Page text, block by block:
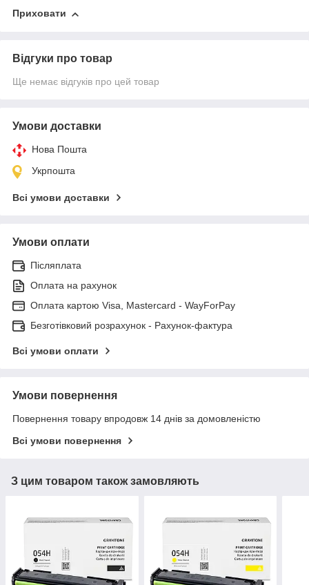
Приховати
Відгуки про товар
Ще немає відгуків про цей товар
Умови доставки
Нова Пошта
Укрпошта
Всі умови доставки
Умови оплати
Післяплата
Оплата на рахунок
Оплата картою Visa, Mastercard - WayForPay
Безготівковий розрахунок - Рахунок-фактура
Всі умови оплати
Умови повернення
Повернення товару впродовж 14 днів за домовленістю
Всі умови повернення
З цим товаром також замовляють